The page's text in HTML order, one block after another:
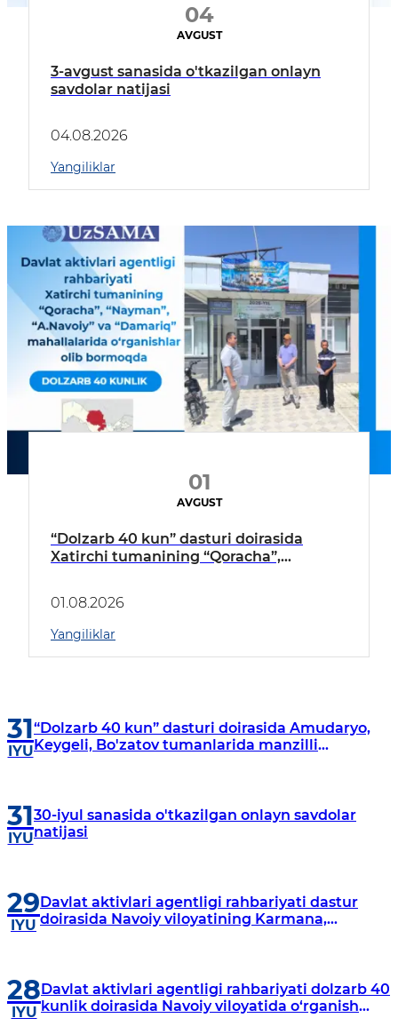
04
AVGUST
3-avgust sanasida o'tkazilgan onlayn
savdolar natijasi
04.08.2026
Yangiliklar
01
AVGUST
“Dolzarb 40 kun” dasturi doirasida
Xatirchi tumanining “Qoracha”,
borildi
01.08.2026
Yangiliklar
31
IYU
“Dolzarb 40 kun” dasturi doirasida Amudaryo,
Keygeli, Bo'zatov tumanlarida manzilli
31
IYU
30-iyul sanasida o'tkazilgan onlayn savdolar
natijasi
29
IYU
Davlat aktivlari agentligi rahbariyati dastur
doirasida Navoiy viloyatining Karmana,
28
IYU
Davlat aktivlari agentligi rahbariyati dolzarb 40
kunlik doirasida Navoiy viloyatida o‘rganish